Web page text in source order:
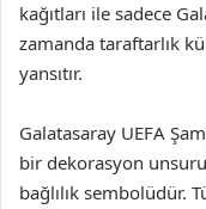
kağıtları ile sadece
zamanda taraftarlık
yansıtır.
Galatasaray UEFA
bir dekorasyon
bağlılık sembolüdür.